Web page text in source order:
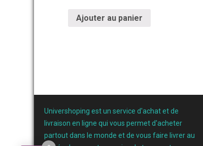
Ajouter au panier
Univershoping est un service d'achat et de
livraison en ligne qui vous permet d'acheter
partout dans le monde et de vous faire livrer au